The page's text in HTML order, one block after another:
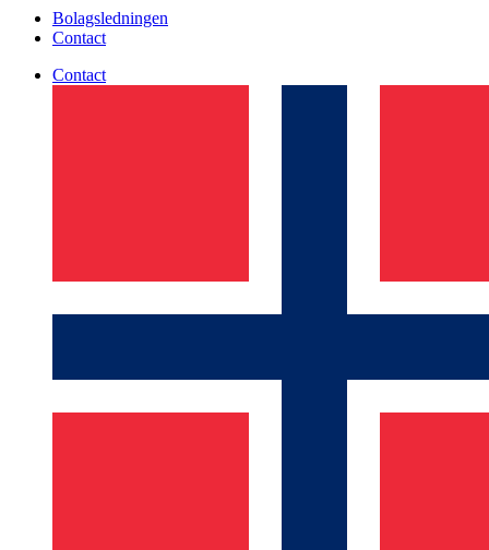
Bolagsledningen
Contact
Contact